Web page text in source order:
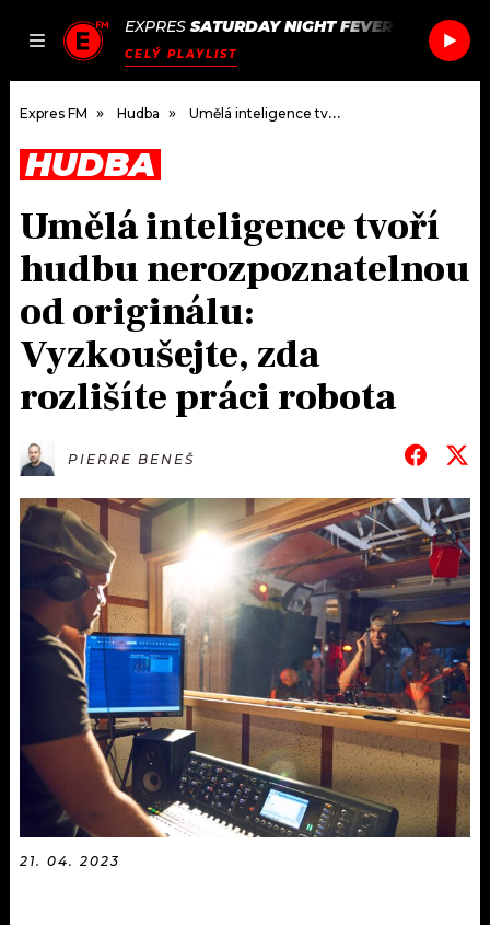
JAK
SEZNAM.CZ
EXPRES SATURDAY NIGHT FEVER
CELÝ PLAYLIST
DOMŮ
ČLÁNKY
HUDBA
ROZHOVORY
#NEBUDUDOMA
KALENDÁŘ
KVÍZY
VIP
TRENDY
KULTURA
OSTATNÍ
PODCASTY
JAK NALADIT
RÁDIO
APLIKACE
PROGRAM
PLAYLIST
JAK NALADIT
SOUTĚŽE
Expres FM Hudba Umělá inteligence tvoří hudbu nerozpoznatelnou od originálu: Vyzkoušejte, zda rozlišíte práci robota
HUDBA
Umělá inteligence tvoří
hudbu nerozpoznatelnou
od originálu:
Vyzkoušejte, zda
rozlišíte práci robota
PIERRE BENEŠ
21. 04. 2023